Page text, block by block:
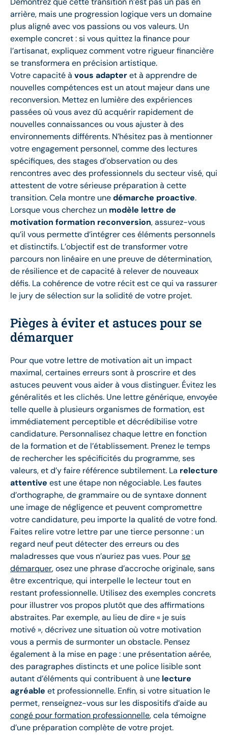
arrière, mais une progression logique vers un domaine
plus aligné avec vos passions ou vos valeurs. Un
exemple concret : si vous quittez la finance pour
l’artisanat, expliquez comment votre rigueur financière
se transformera en précision artistique.
Votre capacité à vous adapteret à apprendre de
nouvelles compétences est un atout majeur dans une
reconversion. Mettez en lumière des expériences
passées où vous avez dû acquérir rapidement de
nouvelles connaissances ou vous ajuster à des
environnements différents. N’hésitez pas à mentionner
votre engagement personnel, comme des lectures
spécifiques, des stages d’observation ou des
rencontres avec des professionnels du secteur visé, qui
attestent de votre sérieuse préparation à cette
transition. Cela montre unedémarche proactive.
Lorsque vous cherchez un modèle lettre de
motivation formation reconversion, assurez-vous
qu’il vous permette d’intégrer ces éléments personnels
et distinctifs. L’objectif est de transformer votre
parcours non linéaire en une preuve de détermination,
de résilience et de capacité à relever de nouveaux
défis. La cohérence de votre récit est ce qui va rassurer
le jury de sélection sur la solidité de votre projet.
Pièges à éviter et astuces pour se
démarquer
Pour que votre lettre de motivation ait un impact
maximal, certaines erreurs sont à proscrire et des
astuces peuvent vous aider à vous distinguer. Évitez les
généralités et les clichés. Une lettre générique, envoyée
telle quelle à plusieurs organismes de formation, est
immédiatement perceptible et décrédibilise votre
candidature. Personnalisez chaque lettre en fonction
de la formation et de l’établissement. Prenez le temps
de rechercher les spécificités du programme, ses
valeurs, et d’y faire référence subtilement. La relecture
attentive est une étape non négociable. Les fautes
d’orthographe, de grammaire ou de syntaxe donnent
une image de négligence et peuvent compromettre
votre candidature, peu importe la qualité de votre fond.
Faites relire votre lettre par une tierce personne : un
regard neuf peut détecter des erreurs ou des
maladresses que vous n’auriez pas vues. Pourse
démarquer, osez une phrase d’accroche originale, sans
être excentrique, qui interpelle le lecteur tout en
restant professionnelle. Utilisez des exemples concrets
pour illustrer vos propos plutôt que des affirmations
abstraites. Par exemple, au lieu de dire « je suis
motivé », décrivez une situation où votre motivation
vous a permis de surmonter un obstacle. Pensez
également à la mise en page : une présentation aérée,
des paragraphes distincts et une police lisible sont
autant d’éléments qui contribuent à une lecture
agréable et professionnelle. Enfin, si votre situation le
permet, renseignez-vous sur les dispositifs d’aide au
congé pour formation professionnelle, cela témoigne
d’une préparation complète de votre projet.